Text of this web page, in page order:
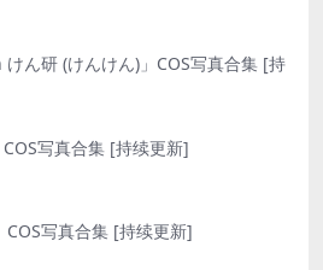
けん研 (けんけん)」COS写真合集 [持
COS写真合集 [持续更新]
COS写真合集 [持续更新]